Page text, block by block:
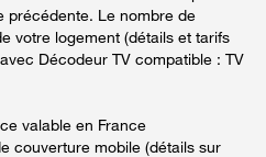
précédente. Le nombre de
votre logement (détails et tarifs
Décodeur TV compatible : TV
valable en France
couverture mobile (détails sur